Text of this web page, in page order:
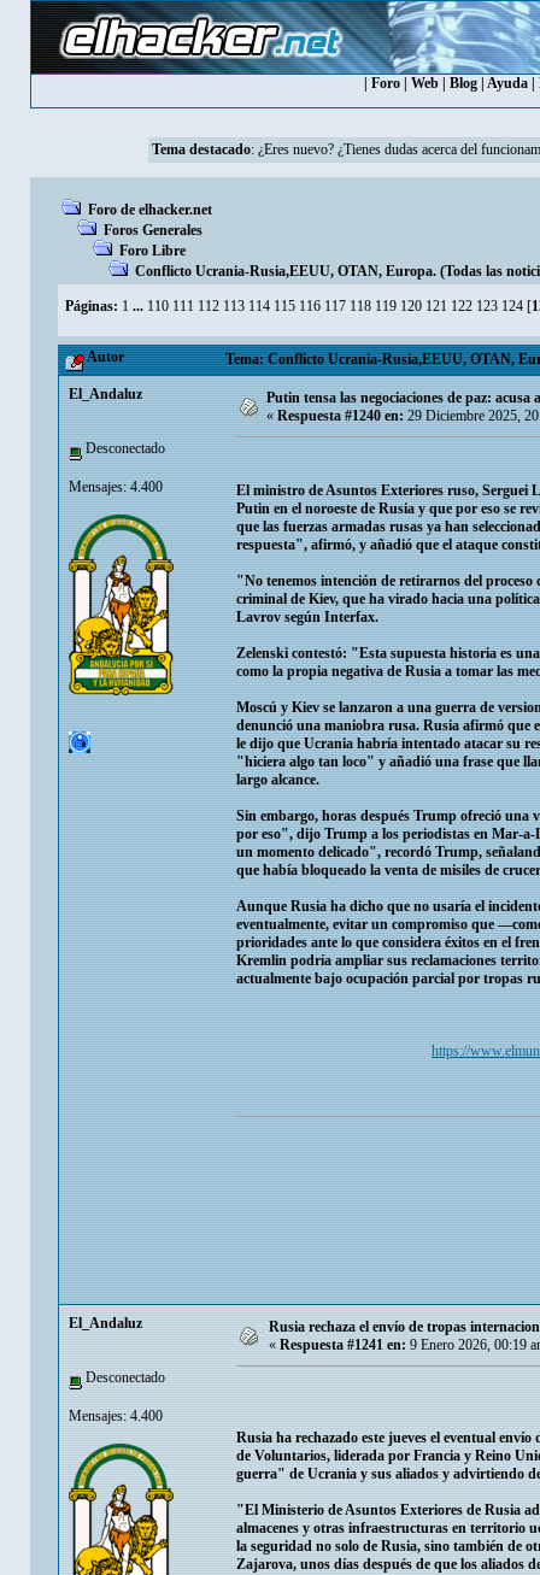
Foro Web Blog Ayuda
Tema destacado: ¿Eres nuevo? ¿Tienes dudas acerca del
Foro de elhacker.net
Foros Generales
Foro Libre
Conflicto Ucrania-Rusia,EEUU, OTAN, Europa. (Todas las
Páginas: 1 ... 110 111 112 113 114 115 116 117 118 119 120 121 122 123 124 [
Autor Tema: Conflicto Ucrania-Rusia,EEUU, OTAN,
El_Andaluz
Desconectado
Mensajes: 4.400
Putin tensa las negociaciones de paz:
«Respuesta #1240 en:29 Diciembre 2025,
El ministro de Asuntos Exteriores ruso, Serguei
Putin en el noroeste de Rusia y que por eso se
que las fuerzas armadas rusas ya han
respuesta", afirmó, y añadió que el ataque
"No tenemos intención de retirarnos del proceso
criminal de Kiev, que ha virado hacia una
Lavrov según Interfax.
Zelenski contestó: "Esta supuesta historia es
como la propia negativa de Rusia a tomar las
Moscú y Kiev se lanzaron a una guerra de
denunció una maniobra rusa. Rusia afirmó que
le dijo que Ucrania habría intentado atacar su
"hiciera algo tan loco" y añadió una frase que
largo alcance.
Sin embargo, horas después Trump ofreció una
por eso", dijo Trump a los periodistas en Mar-
un momento delicado", recordó Trump,
que había bloqueado la venta de misiles de
Aunque Rusia ha dicho que no usaría el
eventualmente, evitar un compromiso que
prioridades ante lo que considera éxitos en el
Kremlin podría ampliar sus reclamaciones
actualmente bajo ocupación parcial por tropas
https://
El_Andaluz
Desconectado
Mensajes: 4.400
Rusia rechaza el envío de tropas
« Respuesta #1241 en: 9 Enero 2026, 00:19
Rusia ha rechazado este jueves el eventual
de Voluntarios, liderada por Francia y Reino
guerra" de Ucrania y sus aliados y advirtiendo
"El Ministerio de Asuntos Exteriores de Rusia
almacenes y otras infraestructuras en territorio
la seguridad no solo de Rusia, sino también de
Zajarova, unos días después de que los aliados